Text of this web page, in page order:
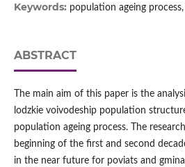
Keywords: population ageing
ABSTRACT
The main aim of this paper is the
lodzkie voivodeship population
population ageing process. The
beginning of the first and second
in the near future for poviats and